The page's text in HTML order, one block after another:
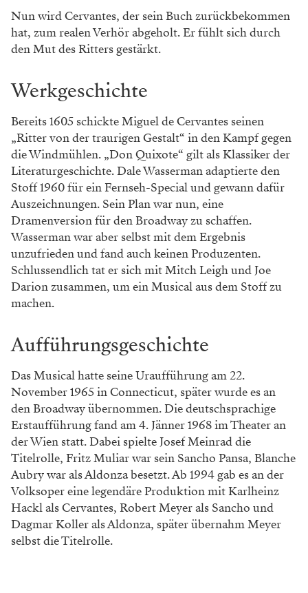
Nun wird Cervantes, der sein Buch zurückbekommen
hat, zum realen Verhör abgeholt. Er fühlt sich durch
den Mut des Ritters gestärkt.
Werkgeschichte
Bereits 1605 schickte Miguel de Cervantes seinen
„Ritter von der traurigen Gestalt“ in den Kampf gegen
die Windmühlen. „Don Quixote“ gilt als Klassiker der
Literaturgeschichte. Dale Wasserman adaptierte den
Stoff 1960 für ein Fernseh-Special und gewann dafür
Auszeichnungen. Sein Plan war nun, eine
Dramenversion für den Broadway zu schaffen.
Wasserman war aber selbst mit dem Ergebnis
unzufrieden und fand auch keinen Produzenten.
Schlussendlich tat er sich mit Mitch Leigh und Joe
Darion zusammen, um ein Musical aus dem Stoff zu
machen.
Aufführungsgeschichte
Das Musical hatte seine Uraufführung am 22.
November 1965 in Connecticut, später wurde es an
den Broadway übernommen. Die deutschsprachige
Erstaufführung fand am 4. Jänner 1968 im Theater an
der Wien statt. Dabei spielte Josef Meinrad die
Titelrolle, Fritz Muliar war sein Sancho Pansa, Blanche
Aubry war als Aldonza besetzt. Ab 1994 gab es an der
Volksoper eine legendäre Produktion mit Karlheinz
Hackl als Cervantes, Robert Meyer als Sancho und
Dagmar Koller als Aldonza, später übernahm Meyer
selbst die Titelrolle.